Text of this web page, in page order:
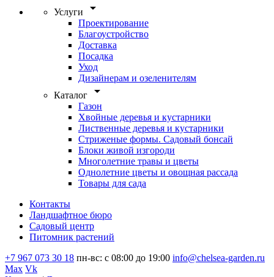
Услуги arrow_drop_down
Проектирование
Благоустройство
Доставка
Посадка
Уход
Дизайнерам и озеленителям
Каталог
arrow_drop_down
Газон
Хвойные деревья и кустарники
Лиственные деревья и кустарники
Стриженые формы. Садовый бонсай
Блоки живой изгороди
Многолетние травы и цветы
Однолетние цветы и овощная рассада
Товары для сада
Контакты
Ландшафтное бюро
Садовый центр
Питомник растений
+7 967 073 30 18 пн-вс: с 08:00 до 19:00 info@chelsea-garden.ru
Max Vk